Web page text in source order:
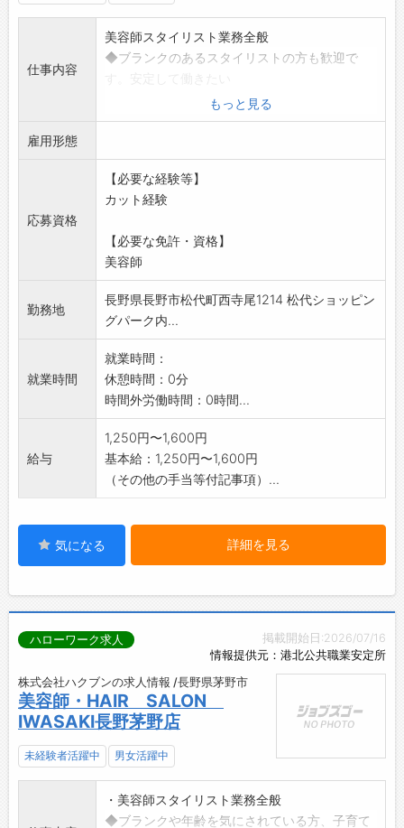
仕事内容
美容師スタイリスト業務全般
◆ブランクのあるスタイリストの方も歓迎で
方にも、しっかり稼ぎたい方にも適した環境で
す。
特殊な技術は不要で
す
研修もあるので無理なく復職も可能です。
変更範囲:変更なし
もっと見る
雇用形態
応募資格
【必要な経験等】
カット経験
【必要な免許・資格】
美容師
勤務地
長野県長野市松代町西寺尾1214 松代ショッピン
グパーク内...
就業時間
就業時間：
休憩時間：0分
時間外労働時間：0時間...
給与
1,250円〜1,600円
基本給：1,250円〜1,600円
（その他の手当等付記事項）...
気になる 詳細を見る
掲載開始日:2026/07/16
情報提供元：港北公共職業安定所
ハローワーク求人
株式会社ハクブンの求人情報 /長野県茅野市
美容師・HAIR SALON
IWASAKI長野茅野店
未経験者活躍中 男女活躍中
・美容師スタイリスト業務全般
◆ブランクや年齢を気にされている方、子育て